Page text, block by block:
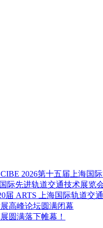
2026第十五届上海国
际先进轨道交通技术展览
届 ARTS 上海国际轨道交
高峰论坛圆满闭幕
圆满落下帷幕！